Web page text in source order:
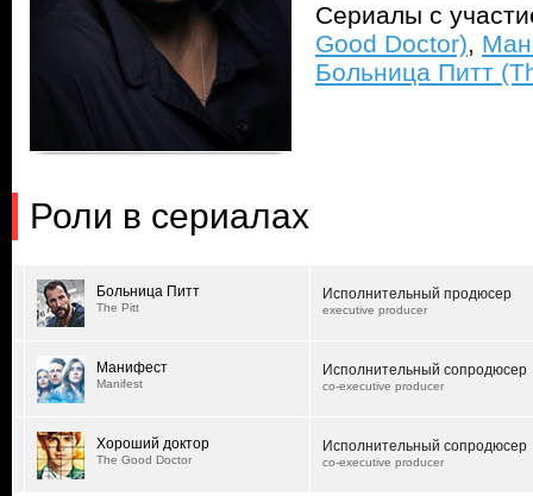
Сериалы с
Good Doctor),
Больница Питт
Роли в сериалах
Больница Питт
The Pitt
Исполнительный продюсер
executive producer
Манифест
Manifest
Исполнительный сопродюсер
co-executive producer
Хороший доктор
The Good Doctor
Исполнительный сопродюсер
co-executive producer